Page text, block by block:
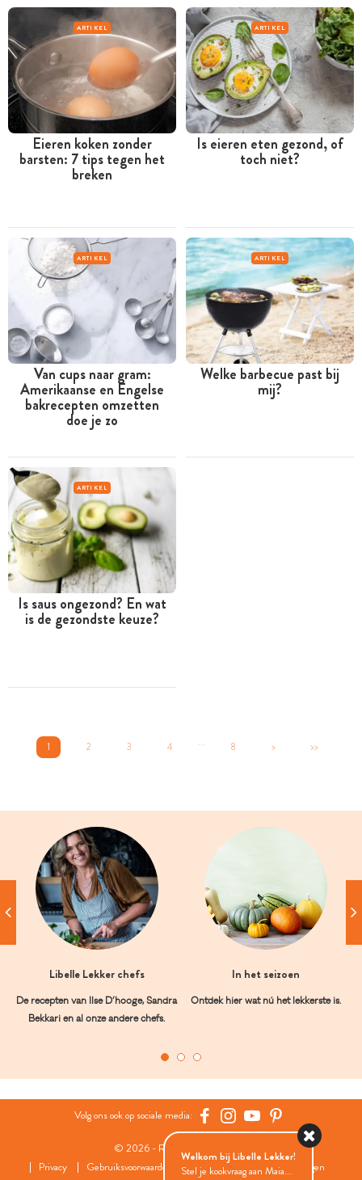
ARTIKEL
Eieren koken zonder
barsten: 7 tips tegen het
breken
ARTIKEL
Is eieren eten gezond, of
toch niet?
ARTIKEL
Van cups naar gram:
Amerikaanse en Engelse
bakrecepten omzetten
doe je zo
ARTIKEL
Welke barbecue past bij
mij?
ARTIKEL
Is saus ongezond? En wat
is de gezondste keuze?
1 2 3 4 ... 8 > >>
Libelle Lekker chefs
De recepten van Ilse D’hooge, Sandra
Bekkari en al onze andere chefs.
In het seizoen
Ontdek hier wat nú het lekkerste is.
Volg ons ook op sociale media:
© 2026 - Roularta Media Group
Privacy
Gebruiksvoorwaarden Cookies Cookies instellingen
Welkom bij Libelle Lekker!
Stel je kookvraag aan Maia...